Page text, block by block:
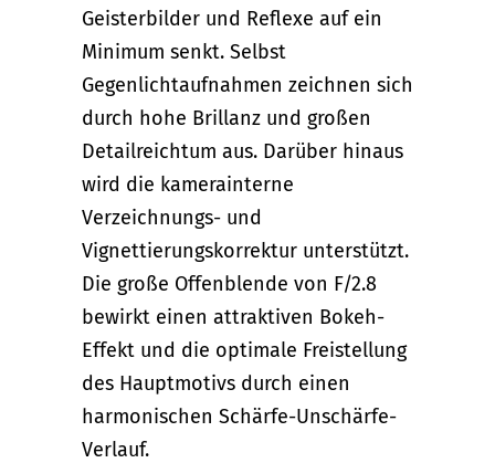
Geisterbilder und Reflexe auf ein
Minimum senkt. Selbst
Gegenlichtaufnahmen zeichnen sich
durch hohe Brillanz und großen
Detailreichtum aus. Darüber hinaus
wird die kamerainterne
Verzeichnungs- und
Vignettierungskorrektur unterstützt.
Die große Offenblende von F/2.8
bewirkt einen attraktiven Bokeh-
Effekt und die optimale Freistellung
des Hauptmotivs durch einen
harmonischen Schärfe-Unschärfe-
Verlauf.